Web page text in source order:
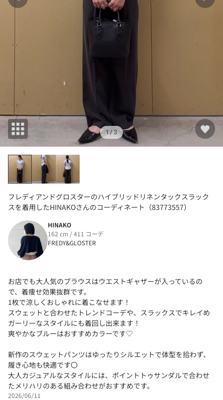
1/ 3
フレディアンドグロスターのハイブリッドリネンタックスラック
スを着用したHINAKOさんのコーディネート（83773557）
HINAKO
162 cm / 411 コーデ
FREDY&GLOSTER
お店でも大人気のブラウスはウエストギャザーが入っているの
で、着痩せ効果抜群です。
1枚で涼しくおしゃれに着こなせます！
スウェットと合わせたトレンドコーデや、スラックスでキレイめ
ガーリーなスタイルにも着回し出来ます！
爽やかなブルーはおすすめカラーです♡
新作のスウェットパンツはゆったりシルエットで体型を拾わず、
履き心地も快適です〇
大人カジュアルなスタイルには、ポイントトゥサンダルで合わせ
たメリハリのある組み合わせがおすすめです。
2026/06/11